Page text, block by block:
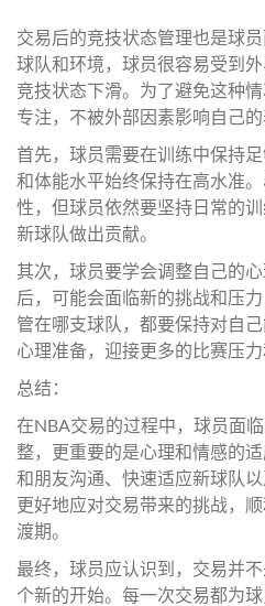
交易后的竞技状态管理也是球
球队和环境，球员很容易受到
竞技状态下滑。为了避免这种
专注，不被外部因素影响自己的
首先，球员需要在训练中保持
和体能水平始终保持在高水准
性，但球员依然要坚持日常的
新球队做出贡献。
其次，球员要学会调整自己的
后，可能会面临新的挑战和压
管在哪支球队，都要保持对自
心理准备，迎接更多的比赛压力
总结：
在NBA交易的过程中，球员面
整，更重要的是心理和情感的
和朋友沟通、快速适应新球队
更好地应对交易带来的挑战，
渡期。
最终，球员应认识到，交易并
个新的开始。每一次交易都为